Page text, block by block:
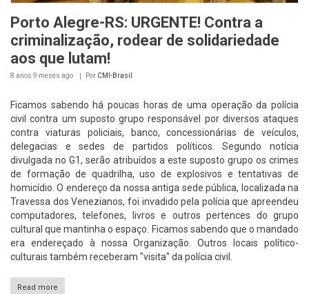
Porto Alegre-RS: URGENTE! Contra a
criminalização, rodear de solidariedade
aos que lutam!
8 anos 9 meses ago Por CMI-Brasil
Ficamos sabendo há poucas horas de uma operação da polícia
civil contra um suposto grupo responsável por diversos ataques
contra viaturas policiais, banco, concessionárias de veículos,
delegacias e sedes de partidos políticos. Segundo notícia
divulgada no G1, serão atribuídos a este suposto grupo os crimes
de formação de quadrilha, uso de explosivos e tentativas de
homicídio. O endereço da nossa antiga sede pública, localizada na
Travessa dos Venezianos, foi invadido pela polícia que apreendeu
computadores, telefones, livros e outros pertences do grupo
cultural que mantinha o espaço. Ficamos sabendo que o mandado
era endereçado à nossa Organização. Outros locais político-
culturais também receberam "visita" da polícia civil.
Read more